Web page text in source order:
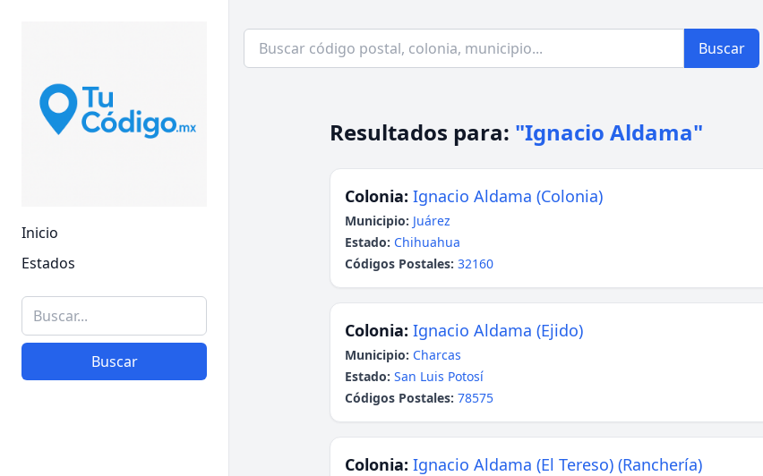
Inicio
Estados
Buscar
Buscar
Resultados para: "Ignacio Aldama"
Colonia: Ignacio Aldama (Colonia)
Municipio: Juárez
Estado: Chihuahua
Códigos Postales: 32160
Colonia: Ignacio Aldama (Ejido)
Municipio: Charcas
Estado: San Luis Potosí
Códigos Postales: 78575
Colonia: Ignacio Aldama (El Tereso) (Ranchería)